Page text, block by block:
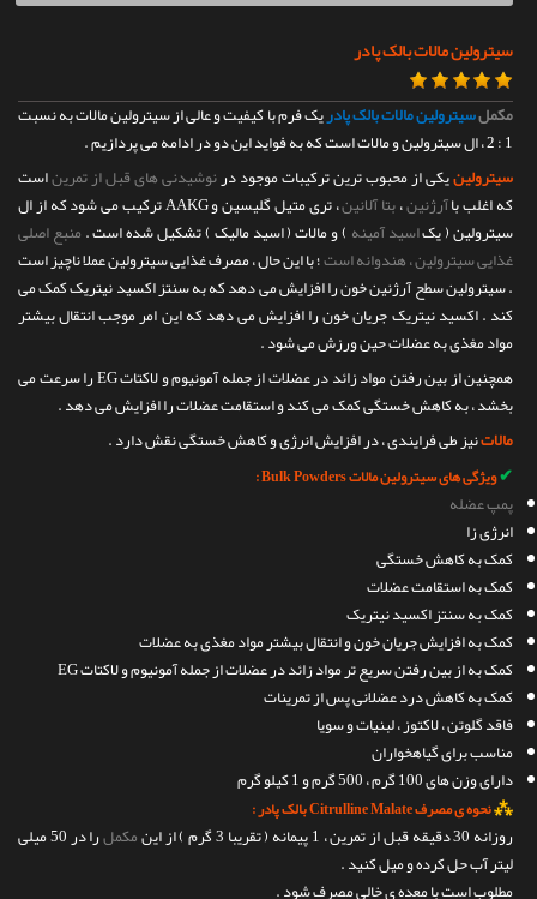
سیترولین مالات بالک پادر
مکملسیترولین مالات بالک پادریک فرم با کیفیت و عالی از سیترولین مالات به نسبت
1 : 2 ، ال سیترولین و مالات است که به فواید این دو در ادامه می پردازیم .
سیترولینیکی از محبوب ترین ترکیبات موجود درنوشیدنی های قبل از تمریناست
که اغلب باآرژنین،بتا آلانین
، تری متیل گلیسین و AAKG ترکیب می شود که از ال
سیترولین ( یکاسید آمینه ) و مالات ( اسید مالیک ) تشکیل شده است .منبع اصلی
غذایی سیترولین ، هندوانه است؛ با این حال ، مصرف غذایی سیترولین عملا ناچیز است
. سیترولین سطح آرژنین خون را افزایش می دهد که به سنتز اکسید نیتریک کمک می
کند . اکسید نیتریک جریان خون را افزایش می دهد که این امر موجب انتقال بیشتر
مواد مغذی به عضلات حین ورزش می شود .
همچنین از بین رفتن مواد زائد در عضلات از جمله آمونیوم و لاکتات EG را سرعت می
بخشد ، به کاهش خستگی کمک می کند و استقامت عضلات را افزایش می دهد .
مالاتنیز طی فرایندی ، در افزایش انرژی و کاهش خستگی نقش دارد .
✔ویژگی های سیترولین مالات Bulk Powders :
پمپ عضله
انرژی زا
کمک به کاهش خستگی
کمک به استقامت عضلات
کمک به سنتز اکسید نیتریک
کمک به افزایش جریان خون و انتقال بیشتر مواد مغذی به عضلات
کمک به از بین رفتن سریع تر مواد زائد در عضلات از جمله آمونیوم و لاکتات EG
کمک به کاهش درد عضلانی پس از تمرینات
فاقد گلوتن ، لاکتوز ، لبنیات و سویا
مناسب برای گیاهخواران
دارای وزن های 100 گرم ، 500 گرم و 1 کیلو گرم
⁂نحوه ی مصرف Citrulline Malate بالک پادر :
روزانه 30 دقیقه قبل از تمرین ، 1 پیمانه ( تقریبا 3 گرم ) از این مکمل
را در 50 میلی
لیتر آب حل کرده و میل کنید .
مطلوب است با معده ی خالی مصرف شود .